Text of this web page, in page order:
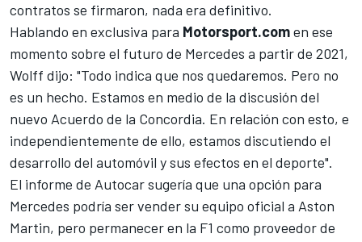
contratos se firmaron, nada era definitivo.
Hablando en exclusiva para Motorsport.comen ese
momento sobre el futuro de Mercedes a partir de 2021,
Wolff dijo: "Todo indica que nos quedaremos. Pero no
es un hecho. Estamos en medio de la discusión del
nuevo Acuerdo de la Concordia. En relación con esto, e
independientemente de ello, estamos discutiendo el
desarrollo del automóvil y sus efectos en el deporte".
El informe de Autocar sugería que una opción para
Mercedes podría ser vender su equipo oficial a Aston
Martin, pero permanecer en la F1 como proveedor de